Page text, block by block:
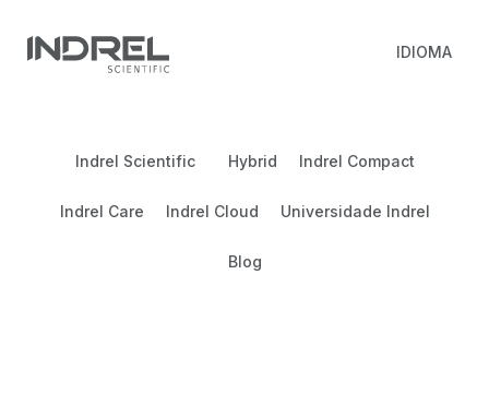
IDIOMA
Indrel Scientific Hybrid Indrel Compact
Indrel Care Indrel Cloud Universidade Indrel
Blog